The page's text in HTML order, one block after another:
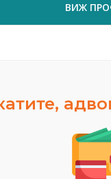
ВИЖ ПРОФИЛ